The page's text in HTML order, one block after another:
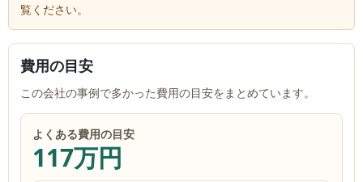
覧ください。
費用の目安
この会社の事例で多かった費用の目安をまとめています。
よくある費用の目安
117万円